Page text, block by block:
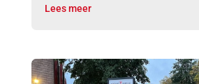
Lees meer